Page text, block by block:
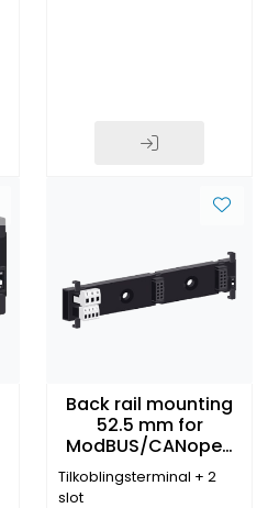
Back rail mounting
52.5 mm for
ModBUS/CANopen
moduler
Tilkoblingsterminal + 2
slot